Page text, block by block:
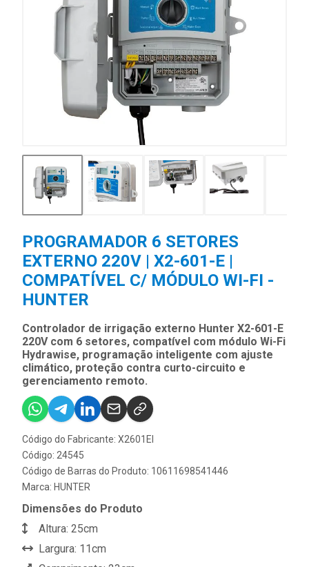
PROGRAMADOR 6 SETORES
EXTERNO 220V | X2-601-E |
COMPATÍVEL C/ MÓDULO WI-FI -
HUNTER
Controlador de irrigação externo Hunter X2-601-E
220V com 6 setores, compatível com módulo Wi-Fi
Hydrawise, programação inteligente com ajuste
climático, proteção contra curto-circuito e
gerenciamento remoto.
Código do Fabricante: X2601EI
Código: 24545
Código de Barras do Produto: 10611698541446
Marca: HUNTER
Dimensões do Produto
Altura: 25cm
Largura: 11cm